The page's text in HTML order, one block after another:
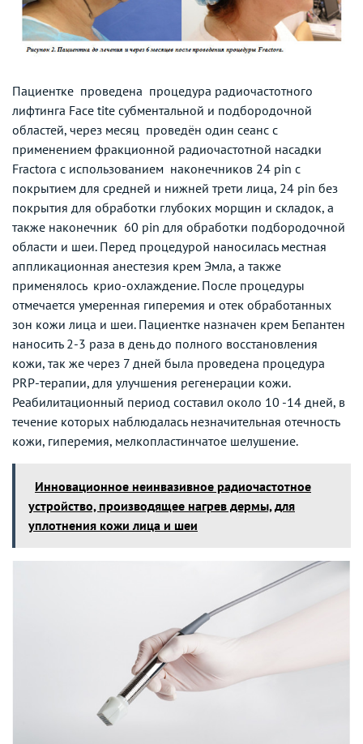
Пациентке проведена процедура радиочастотного
лифтинга Face tite субментальной и подбородочной
областей, через месяц проведён один сеанс с
применением фракционной радиочастотной насадки
Fractora с использованием наконечников 24 pin с
покрытием для средней и нижней трети лица, 24 pin без
покрытия для обработки глубоких морщин и складок, а
также наконечник 60 pin для обработки подбородочной
области и шеи. Перед процедурой наносилась местная
аппликационная анестезия крем Эмла, а также
применялось крио-охлаждение. После процедуры
отмечается умеренная гиперемия и отек обработанных
зон кожи лица и шеи. Пациентке назначен крем Бепантен
наносить 2-3 раза в день до полного восстановления
кожи, так же через 7 дней была проведена процедура
PRP-терапии, для улучшения регенерации кожи.
Реабилитационный период составил около 10 -14 дней, в
течение которых наблюдалась незначительная отечность
кожи, гиперемия, мелкопластинчатое шелушение.
Инновационное неинвазивное радиочастотное
устройство, производящее нагрев дермы, для
уплотнения кожи лица и шеи